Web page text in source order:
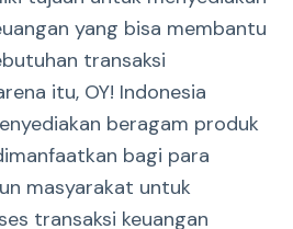
yang bisa membantu
transaksi
itu, OY! Indonesia
beragam produk
bagi para
masyarakat untuk
transaksi keuangan